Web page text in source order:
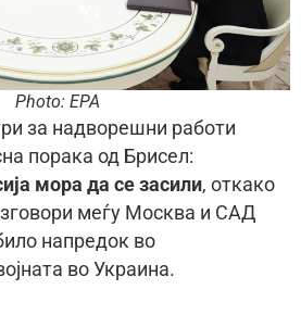
Photo: EPA
за надворешни работи
порака од Брисел:
мора да се засили, откако
меѓу Москва и САД
напредок во
во Украина.